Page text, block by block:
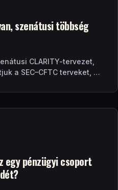
szenátusi többség
CLARITY-tervezet,
a SEC–CFTC terveket, a
egy pénzügyi csoport